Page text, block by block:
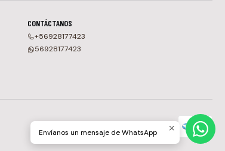
CONTÁCTANOS
+56928177423
56928177423
Envíanos un mensaje de WhatsApp